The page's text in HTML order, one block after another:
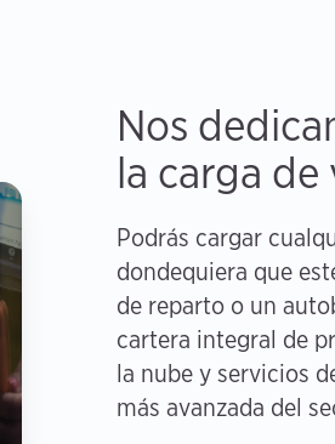
Nos
la carga
Podrás cargar
dondequiera que
de reparto o un
cartera integral de
la nube y servicios
más avanzada del